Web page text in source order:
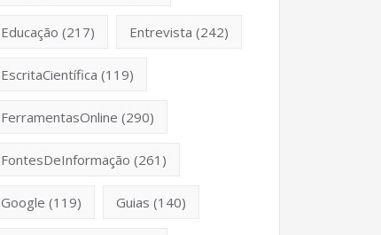
Educação (217) Entrevista (242)
EscritaCientífica (119)
FerramentasOnline (290)
FontesDeInformação (261)
Google (119) Guias (140)